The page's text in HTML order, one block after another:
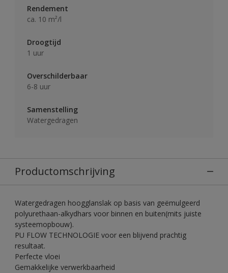
Rendement
ca. 10 m²/l
Droogtijd
1 uur
Overschilderbaar
6-8 uur
Samenstelling
Watergedragen
Productomschrijving
Watergedragen hoogglanslak op basis van geëmulgeerd
polyurethaan-alkydhars voor binnen en buiten(mits juiste
systeemopbouw).
PU FLOW TECHNOLOGIE voor een blijvend prachtig
resultaat.
Perfecte vloei
Gemakkelijke verwerkbaarheid